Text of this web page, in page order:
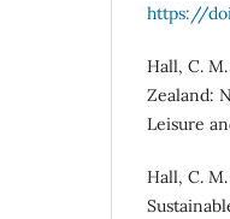
https://
Hall, C.
Zealand:
Leisure
Hall, C.